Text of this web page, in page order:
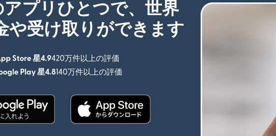
アプリひとつで、世界
や受け取りができます
Store 星4.9420万件以上の評価
（別ウィンドウで開きます）
Play 星4.8140万件以上の評価
（別ウィンドウで開きます）